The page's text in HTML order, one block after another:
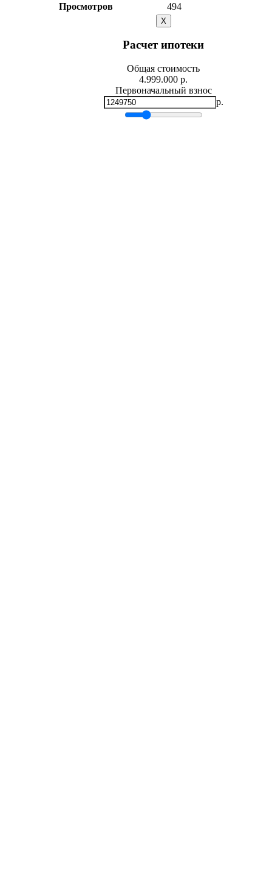
Просмотров
494
X
Расчет ипотеки
Общая стоимость
4.999.000 р.
Первоначальный взнос
р.